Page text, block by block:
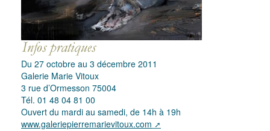
Du 27 octobre au 3 décembre 2011
Galerie Marie Vitoux
3 rue d’Ormesson 75004
Tél. 01 48 04 81 00
Ouvert du mardi au samedi, de 14h à 19h
www.galeriepierremarievitoux.com